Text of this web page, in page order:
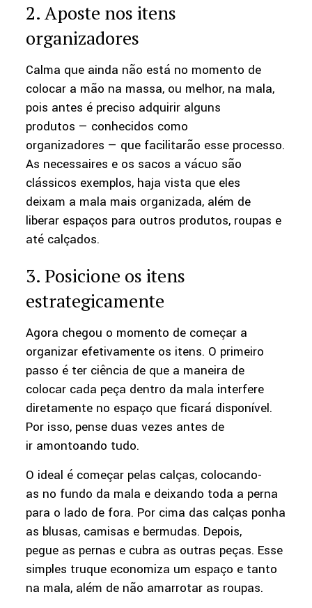
2. Aposte nos itens
organizadores
Calma que ainda não está no momento de
colocar a mão na massa, ou melhor, na mala,
pois antes é preciso adquirir alguns
produtos — conhecidos como
organizadores — que facilitarão esse processo.
As necessaires e os sacos a vácuo são
clássicos exemplos, haja vista que eles
deixam a mala mais organizada, além de
liberar espaços para outros produtos, roupas e
até calçados.
3. Posicione os itens
estrategicamente
Agora chegou o momento de começar a
organizar efetivamente os itens. O primeiro
passo é ter ciência de que a maneira de
colocar cada peça dentro da mala interfere
diretamente no espaço que ficará disponível.
Por isso, pense duas vezes antes de
ir amontoando tudo.
O ideal é começar pelas calças, colocando-
as no fundo da mala e deixando toda a perna
para o lado de fora. Por cima das calças ponha
as blusas, camisas e bermudas. Depois,
pegue as pernas e cubra as outras peças. Esse
simples truque economiza um espaço e tanto
na mala, além de não amarrotar as roupas.